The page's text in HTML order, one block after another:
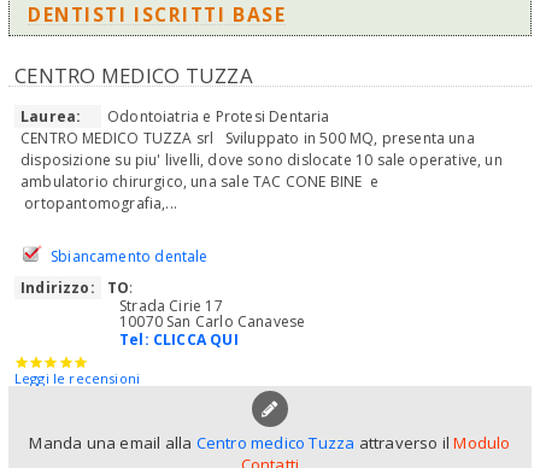
DENTISTI ISCRITTI BASE
CENTRO MEDICO TUZZA
Laurea:
Odontoiatria e Protesi Dentaria
CENTRO MEDICO TUZZA srl Sviluppato in 500 MQ, presenta una
disposizione su piu' livelli, dove sono dislocate 10 sale operative, un
ambulatorio chirurgico, una sale TAC CONE BINE e
ortopantomografia,...
Sbiancamento dentale
Indirizzo:
TO:
Strada Cirie 17
10070 San Carlo Canavese
Tel: CLICCA QUI
Leggi le recensioni
Manda una email alla Centro medico Tuzza attraverso ilModulo